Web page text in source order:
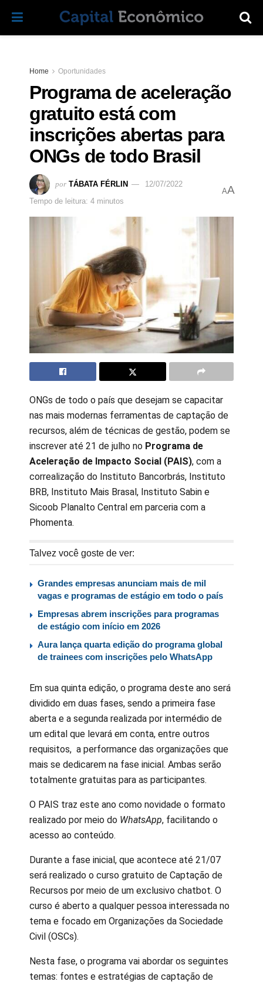
Home Oportunidades
Programa de aceleração
gratuito está com
inscrições abertas para
ONGs de todo Brasil
por TÁBATA FÉRLIN
12/07/2022
Tempo de leitura: 4 minutos
AA
ONGs de todo o país que desejam se capacitar
nas mais modernas ferramentas de captação de
recursos, além de técnicas de gestão, podem se
inscrever até 21 de julho no Programa de
Aceleração de Impacto Social (PAIS), com a
correalização do Instituto Bancorbrás, Instituto
BRB, Instituto Mais Brasal, Instituto Sabin e
Sicoob Planalto Central em parceria com a
Phomenta.
Talvez você goste de ver:
Grandes empresas anunciam mais de mil
vagas e programas de estágio em todo o país
Empresas abrem inscrições para programas
de estágio com início em 2026
Aura lança quarta edição do programa global
de trainees com inscrições pelo WhatsApp
Em sua quinta edição, o programa deste ano será
dividido em duas fases, sendo a primeira fase
aberta e a segunda realizada por intermédio de
um edital que levará em conta, entre outros
requisitos, a performance das organizações que
mais se dedicarem na fase inicial. Ambas serão
totalmente gratuitas para as participantes.
O PAIS traz este ano como novidade o formato
realizado por meio do WhatsApp, facilitando o
acesso ao conteúdo.
Durante a fase inicial, que acontece até 21/07
será realizado o curso gratuito de Captação de
Recursos por meio de um exclusivo chatbot. O
curso é aberto a qualquer pessoa interessada no
tema e focado em Organizações da Sociedade
Civil (OSCs).
Nesta fase, o programa vai abordar os seguintes
temas: fontes e estratégias de captação de